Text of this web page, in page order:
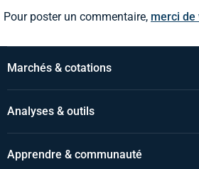
Pour poster un commentaire, merci de
Marchés & cotations
Analyses & outils
Apprendre & communauté